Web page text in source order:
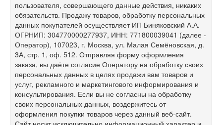
пользователя, совершающего данные действия, никаких
обязательств. Продажу товаров, обработку персональных
данных покупателей осуществляет ИП Биняковский А.А.
ОГРНИП: 304770000277937, ИНН: 771800039041 (далее -
Оператор), 107023, г. Москва, ул. Малая Семёновская, д.
3А, стр. 1, оф. 512. Отправляя форму оформления
заказа, вы даёте согласие Оператору на обработку своих
персональных данных в целях продажи вам товаров и
услуг, рекламного и маркетингового информирования и
консультирования. Если вы не согласны на обработку
своих персональных данных, воздержитесь от
оформления покупки товаров через данный веб-сайт.